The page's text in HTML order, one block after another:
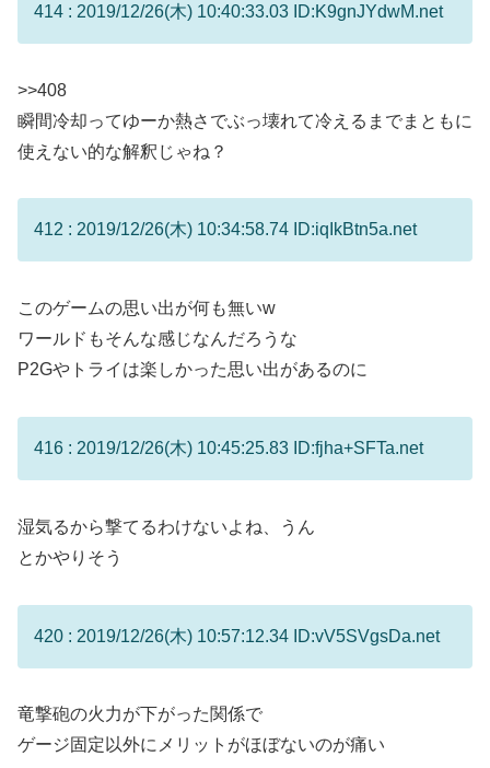
414 : 2019/12/26(木) 10:40:33.03 ID:K9gnJYdwM.net
>>408
瞬間冷却ってゆーか熱さでぶっ壊れて冷えるまでまともに
使えない的な解釈じゃね？
412 : 2019/12/26(木) 10:34:58.74 ID:iqIkBtn5a.net
このゲームの思い出が何も無いw
ワールドもそんな感じなんだろうな
P2Gやトライは楽しかった思い出があるのに
416 : 2019/12/26(木) 10:45:25.83 ID:fjha+SFTa.net
湿気るから撃てるわけないよね、うん
とかやりそう
420 : 2019/12/26(木) 10:57:12.34 ID:vV5SVgsDa.net
竜撃砲の火力が下がった関係で
ゲージ固定以外にメリットがほぼないのが痛い